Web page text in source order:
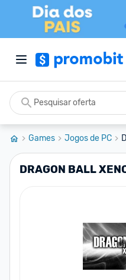
Games Jogos de PC
DRAGON BALL